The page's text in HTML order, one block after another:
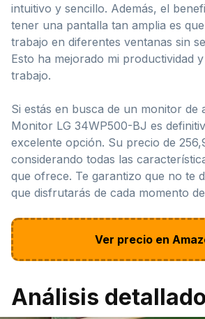
intuitivo y sencillo. Además, el
tener una pantalla tan amplia es
trabajo en diferentes ventanas sin
Esto ha mejorado mi productividad
trabajo.
Si estás en busca de un monitor de
Monitor LG 34WP500-BJ es
excelente opción. Su precio de
considerando todas las
que ofrece. Te garantizo que no te
que disfrutarás de cada momento
Ver precio en
Análisis detallado